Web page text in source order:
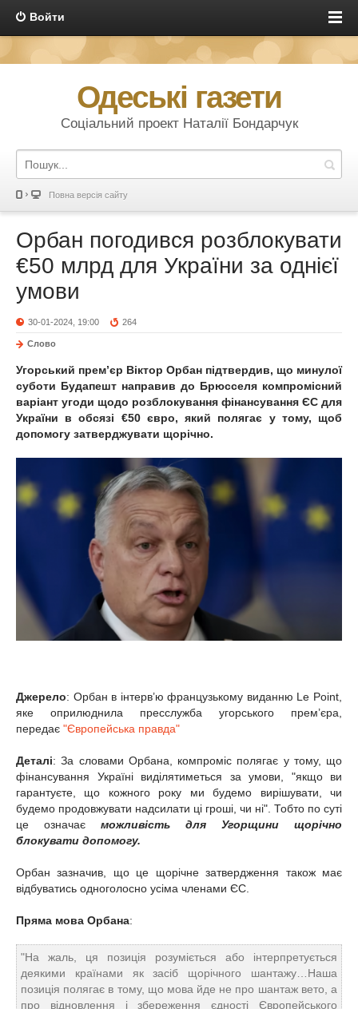
Войти
Одеські газети
Соціальний проект Наталії Бондарчук
Повна версія сайту
Орбан погодився розблокувати
€50 млрд для України за однієї
умови
30-01-2024, 19:00 264
Слово
Угорський прем’єр Віктор Орбан підтвердив, що минулої
суботи Будапешт направив до Брюсселя компромісний
варіант угоди щодо розблокування фінансування ЄС для
України в обсязі €50 євро, який полягає у тому, щоб
допомогу затверджувати щорічно.
Джерело: Орбан в інтерв’ю французькому виданню Le Point,
яке оприлюднила пресслужба угорського прем’єра,
передає "Європейська правда"
Деталі: За словами Орбана, компроміс полягає у тому, що
фінансування Україні виділятиметься за умови, "якщо ви
гарантуєте, що кожного року ми будемо вирішувати, чи
будемо продовжувати надсилати ці гроші, чи ні". Тобто по суті
це означає можливість для Угорщини щорічно
блокувати допомогу.
Орбан зазначив, що це щорічне затвердження також має
відбуватись одноголосно усіма членами ЄС.
Пряма мова Орбана:
"На жаль, ця позиція розуміється або інтерпретується
деякими країнами як засіб щорічного шантажу…Наша
позиція полягає в тому, що мова йде не про шантаж вето, а
про відновлення і збереження єдності Європейського